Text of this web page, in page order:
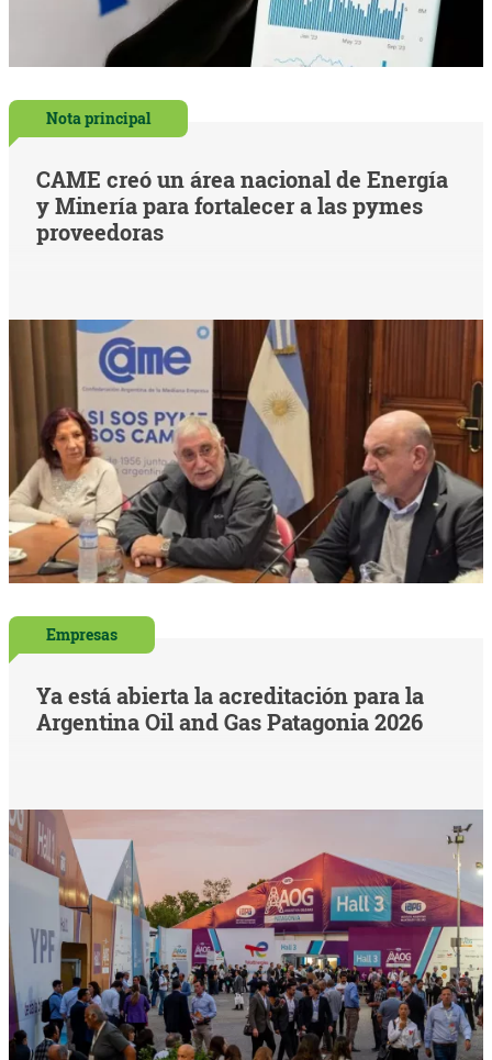
Nota principal
CAME creó un área nacional de Energía
y Minería para fortalecer a las pymes
proveedoras
Empresas
Ya está abierta la acreditación para la
Argentina Oil and Gas Patagonia 2026